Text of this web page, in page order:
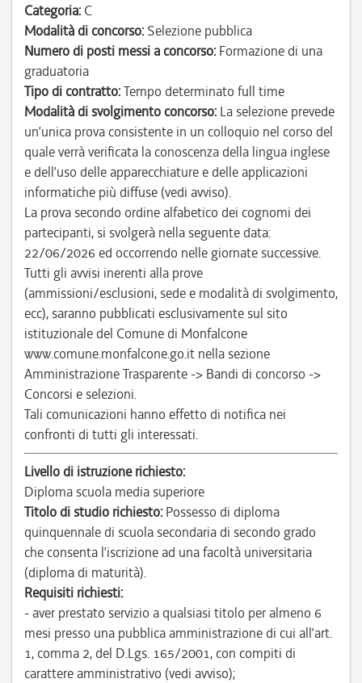
Categoria: C
Modalità di concorso: Selezione pubblica
Numero di posti messi a concorso: Formazione di una
graduatoria
Tipo di contratto:Tempo determinato full time
Modalità di svolgimento concorso: La selezione prevede
un’unica prova consistente in un colloquio nel corso del
quale verrà verificata la conoscenza della lingua inglese
e dell’uso delle apparecchiature e delle applicazioni
informatiche più diffuse (vedi avviso).
La prova secondo ordine alfabetico dei cognomi dei
partecipanti, si svolgerà nella seguente data:
22/06/2026 ed occorrendo nelle giornate successive.
Tutti gli avvisi inerenti alla prove
(ammissioni/esclusioni, sede e modalità di svolgimento,
ecc), saranno pubblicati esclusivamente sul sito
istituzionale del Comune di Monfalcone
www.comune.monfalcone.go.it nella sezione
Amministrazione Trasparente -> Bandi di concorso ->
Concorsi e selezioni.
Tali comunicazioni hanno effetto di notifica nei
confronti di tutti gli interessati.
Livello di istruzione richiesto:
Diploma scuola media superiore
Titolo di studio richiesto: Possesso di diploma
quinquennale di scuola secondaria di secondo grado
che consenta l’iscrizione ad una facoltà universitaria
(diploma di maturità).
Requisiti richiesti:
- aver prestato servizio a qualsiasi titolo per almeno 6
mesi presso una pubblica amministrazione di cui all’art.
1, comma 2, del D.Lgs. 165/2001, con compiti di
carattere amministrativo (vedi avviso);